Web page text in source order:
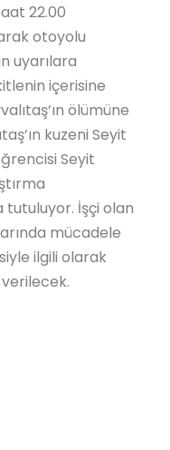
22.00
otoyolu
uyarılara
içerisine
ölümüne
kuzeni Seyit
Seyit
tutuluyor. İşçi olan
mücadele
ilgili olarak